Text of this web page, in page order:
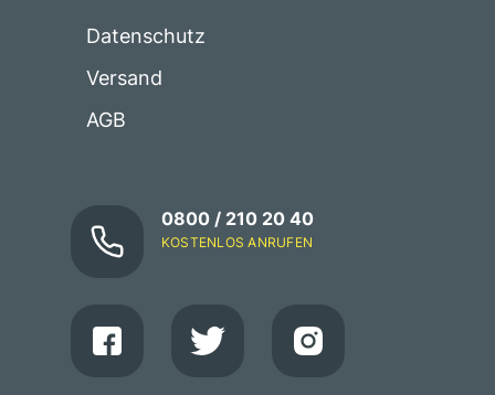
Datenschutz
Versand
AGB
0800 / 210 20 40
KOSTENLOS ANRUFEN